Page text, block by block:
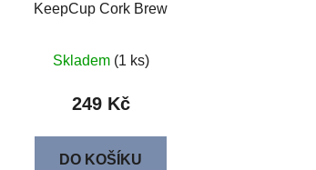
KeepCup Cork Brew
Skladem (1 ks)
249 Kč
DO KOŠÍKU